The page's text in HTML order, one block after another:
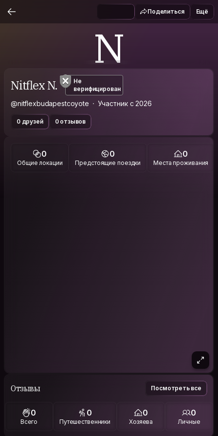
Поделиться Ещё
N
Nitflex N.
Не
верифицирован
@nitflexbudapestcoyote Участник с 2026
0 друзей 0 отзывов
0
Общие локации
0
Предстоящие поездки
0
Места проживания
Отзывы Посмотреть все
0
Всего
0
Путешественники
0
Хозяева
0
Личные